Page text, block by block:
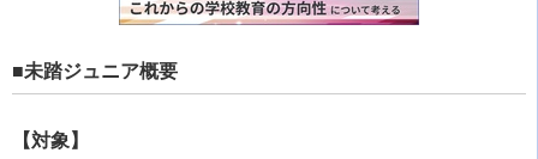
■未踏ジュニア概要
【対象】